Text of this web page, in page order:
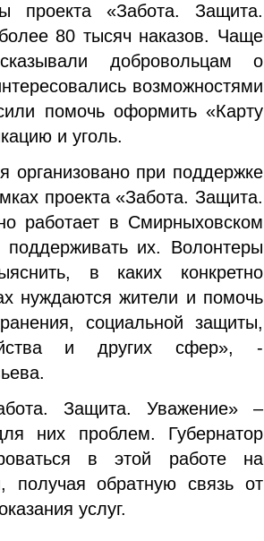
проекта «Забота. Защита.
80 тысяч наказов. Чаще
добровольцам о
возможностями
помочь оформить «Карту
и уголь.
организовано при поддержке
проекта «Забота. Защита.
работает в Смирныховском
их. Волонтеры
в каких конкретно
нуждаются жители и помочь
социальной защиты,
и других сфер», -
Защита. Уважение» –
них проблем. Губернатор
в этой работе на
получая обратную связь от
услуг.